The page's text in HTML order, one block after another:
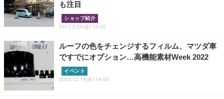
も注目
ショップ紹介
2017.2.24(金) 10:00
ルーフの色をチェンジするフィルム、マツダ車
ですでにオプション…高機能素材Week 2022
イベント
2022.12.14(水) 14:00